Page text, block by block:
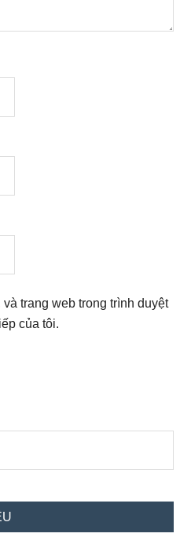
trang web trong trình duyệt
của tôi.